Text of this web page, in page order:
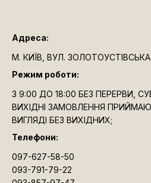
Адреса:
М. КИЇВ, ВУЛ. ЗОЛОТОУСТІВСЬКА
Режим роботи:
З 9:00 ДО 18:00 БЕЗ ПЕРЕРВИ,
ВИХІДНІ ЗАМОВЛЕННЯ
ВИГЛЯДІ БЕЗ ВИХІДНИХ;
Телефони:
097-627-58-50
093-791-79-22